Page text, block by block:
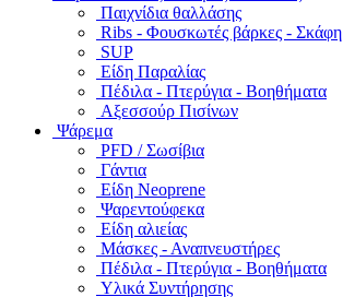
Παιχνίδια θαλλάσης
Ribs - Φουσκωτές βάρκες - Σκάφη
SUP
Είδη Παραλίας
Πέδιλα - Πτερύγια - Βοηθήματα
Αξεσσούρ Πισίνων
Ψάρεμα
PFD / Σωσίβια
Γάντια
Είδη Neoprene
Ψαρεντούφεκα
Είδη αλιείας
Μάσκες - Αναπνευστήρες
Πέδιλα - Πτερύγια - Βοηθήματα
Υλικά Συντήρησης